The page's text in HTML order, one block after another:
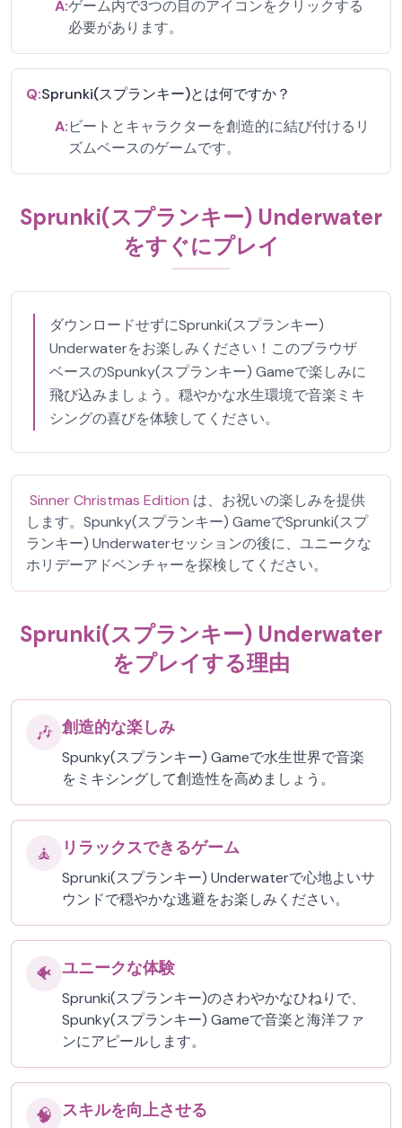
A:ゲーム内で3つの目のアイコンをクリックする
必要があります。
Q:Sprunki(スプランキー)とは何ですか？
A:ビートとキャラクターを創造的に結び付けるリ
ズムベースのゲームです。
Sprunki(スプランキー) Underwater
をすぐにプレイ
ダウンロードせずにSprunki(スプランキー)
Underwaterをお楽しみください！このブラウザ
ベースのSpunky(スプランキー) Gameで楽しみに
飛び込みましょう。穏やかな水生環境で音楽ミキ
シングの喜びを体験してください。
Sinner Christmas Edition は、お祝いの楽しみを提供
します。Spunky(スプランキー) GameでSprunki(スプ
ランキー) Underwaterセッションの後に、ユニークな
ホリデーアドベンチャーを探検してください。
Sprunki(スプランキー) Underwater
をプレイする理由
🎶 創造的な楽しみ
Spunky(スプランキー) Gameで水生世界で音楽
をミキシングして創造性を高めましょう。
🧘 リラックスできるゲーム
Sprunki(スプランキー) Underwaterで心地よいサ
ウンドで穏やかな逃避をお楽しみください。
🐠 ユニークな体験
Sprunki(スプランキー)のさわやかなひねりで、
Spunky(スプランキー) Gameで音楽と海洋ファ
ンにアピールします。
🧠 スキルを向上させる